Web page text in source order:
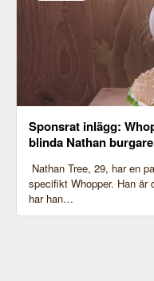
Sponsrat inlägg:
blinda Nathan burgare
Nathan Tree, 29, har en
specifikt Whopper. Han
har han…